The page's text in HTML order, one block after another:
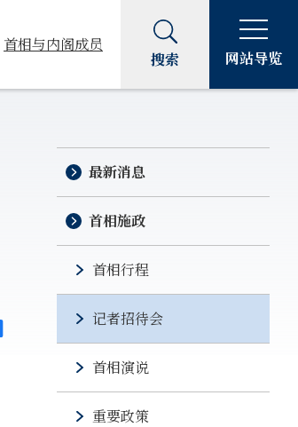
首相与内阁成员
搜索 网站导览
最新消息
首相施政
首相行程
记者招待会
首相演说
重要政策